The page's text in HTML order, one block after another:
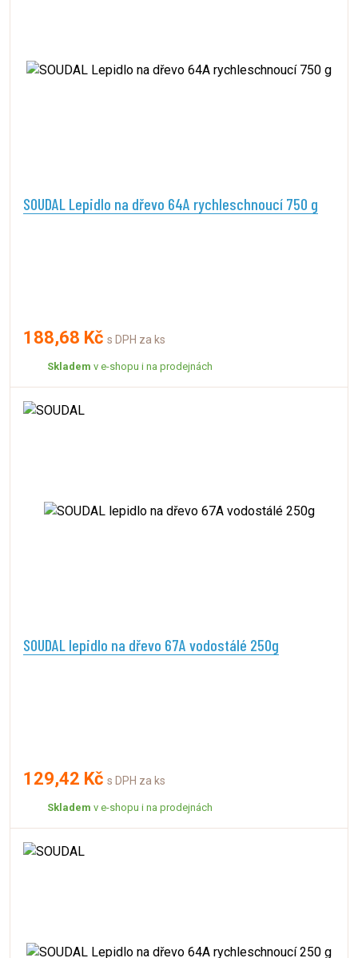
SOUDAL Lepidlo na dřevo 64A rychleschnoucí 750 g
188,68 Kč s DPH za ks
Skladem v e-shopu i na prodejnách
SOUDAL lepidlo na dřevo 67A vodostálé 250g
129,42 Kč s DPH za ks
Skladem v e-shopu i na prodejnách